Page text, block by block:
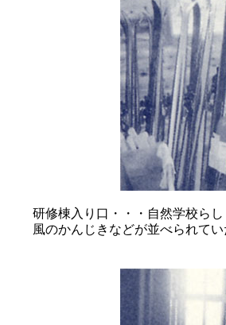
研修棟入り口・・・自然学校ら
風のかんじきなどが並べられて